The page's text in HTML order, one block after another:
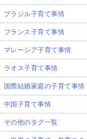
ブラジル子育て事情
フランス子育て事情
マレーシア子育て事情
ラオス子育て事情
国際結婚家庭の子育て事情
中国子育て事情
その他のタグ一覧